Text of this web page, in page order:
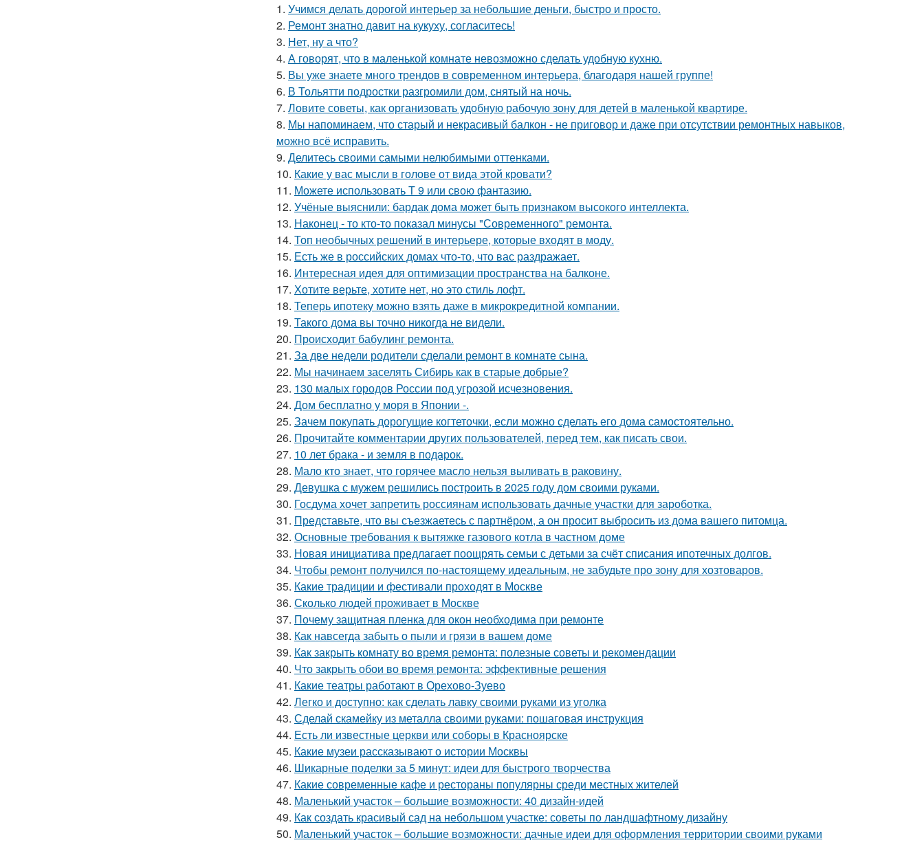
1. Учимся делать дорогой интерьер за небольшие деньги, быстро и просто.
2. Ремонт знатно давит на кукуху, согласитесь!
3. Нет, ну а что?
4. А говорят, что в маленькой комнате невозможно сделать удобную кухню.
5. Вы уже знаете много трендов в современном интерьера, благодаря нашей группе!
6. В Тольятти подростки разгромили дом, снятый на ночь.
7. Ловите советы, как организовать удобную рабочую зону для детей в маленькой квартире.
8. Мы напоминаем, что старый и некрасивый балкон - не приговор и даже при отсутствии ремонтных навыков,
можно всё исправить.
9. Делитесь своими самыми нелюбимыми оттенками.
10. Какие у вас мысли в голове от вида этой кровати?
11. Можете использовать Т 9 или свою фантазию.
12. Учёные выяснили: бардак дома может быть признаком высокого интеллекта.
13. Наконец - то кто-то показал минусы "Современного" ремонта.
14. Топ необычных решений в интерьере, которые входят в моду.
15. Есть же в российских домах что-то, что вас раздражает.
16. Интересная идея для оптимизации пространства на балконе.
17. Хотите верьте, хотите нет, но это стиль лофт.
18. Теперь ипотеку можно взять даже в микрокредитной компании.
19. Такого дома вы точно никогда не видели.
20. Происходит бабулинг ремонта.
21. За две недели родители сделали ремонт в комнате сына.
22. Мы начинаем заселять Сибирь как в старые добрые?
23. 130 малых городов России под угрозой исчезновения.
24. Дом бесплатно у моря в Японии -.
25. Зачем покупать дорогущие когтеточки, если можно сделать его дома самостоятельно.
26. Прочитайте комментарии других пользователей, перед тем, как писать свои.
27. 10 лет брака - и земля в подарок.
28. Мало кто знает, что горячее масло нельзя выливать в раковину.
29. Девушка с мужем решились построить в 2025 году дом своими руками.
30. Госдума хочет запретить россиянам использовать дачные участки для зароботка.
31. Представьте, что вы съезжаетесь с партнёром, а он просит выбросить из дома вашего питомца.
32. Основные требования к вытяжке газового котла в частном доме
33. Новая инициатива предлагает поощрять семьи с детьми за счёт списания ипотечных долгов.
34. Чтобы ремонт получился по-настоящему идеальным, не забудьте про зону для хозтоваров.
35. Какие традиции и фестивали проходят в Москве
36. Сколько людей проживает в Москве
37. Почему защитная пленка для окон необходима при ремонте
38. Как навсегда забыть о пыли и грязи в вашем доме
39. Как закрыть комнату во время ремонта: полезные советы и рекомендации
40. Что закрыть обои во время ремонта: эффективные решения
41. Какие театры работают в Орехово-Зуево
42. Легко и доступно: как сделать лавку своими руками из уголка
43. Сделай скамейку из металла своими руками: пошаговая инструкция
44. Есть ли известные церкви или соборы в Красноярске
45. Какие музеи рассказывают о истории Москвы
46. Шикарные поделки за 5 минут: идеи для быстрого творчества
47. Какие современные кафе и рестораны популярны среди местных жителей
48. Маленький участок – большие возможности: 40 дизайн-идей
49. Как создать красивый сад на небольшом участке: советы по ландшафтному дизайну
50. Маленький участок – большие возможности: дачные идеи для оформления территории своими руками